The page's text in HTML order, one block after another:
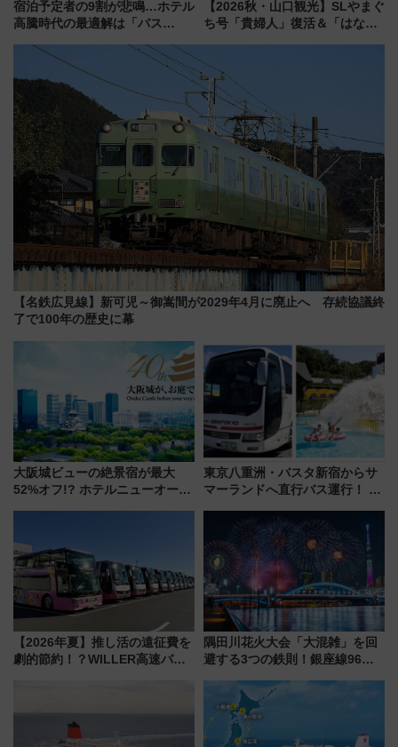
宿泊予定者の9割が悲鳴…ホテル
高騰時代の最適解は「バス
した、推し活遠征や観光時のリ
アルな懐事情
【2026秋・山口観光】SLやまぐ
ち号「貴婦人」復活＆「はなあ
り方は？
【名鉄広見線】新可児～御嵩間が2029年4月に廃止へ 存続協議終
了で100年の歴史に幕
大阪城ビューの絶景宿が最大
52%オフ!? ホテルニューオータ
る方法（8月20日まで！）
東京八重洲・バスタ新宿からサ
マーランドへ直行バス運行！ お
推し活を楽しもう！（2026年
8/1～31）
【2026年夏】推し活の遠征費を
劇的節約！？WILLER高速バス
隅田川花火大会「大混雑」を回
避する3つの鉄則！銀座線96本
ツリー駅の規制まとめ 7/25開催
（2026年）